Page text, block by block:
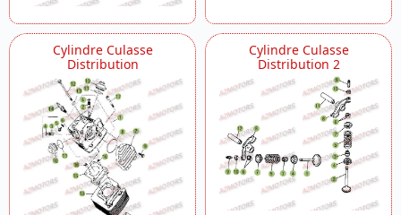
Cylindre Culasse
Distribution
Cylindre Culasse
Distribution 2